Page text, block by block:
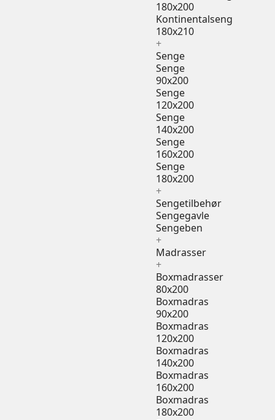
180x200
Kontinentalseng
180x210
+
Senge
Senge
90x200
Senge
120x200
Senge
140x200
Senge
160x200
Senge
180x200
+
Sengetilbehør
Sengegavle
Sengeben
+
Madrasser
+
Boxmadrasser
80x200
Boxmadras
90x200
Boxmadras
120x200
Boxmadras
140x200
Boxmadras
160x200
Boxmadras
180x200